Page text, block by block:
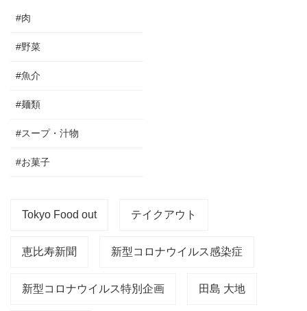
#肉
#野菜
#魚介
#麺類
#スープ・汁物
#お菓子
Tokyo Food out テイクアウト
恵比寿新聞 新型コロナウイルス感染症
新型コロナウイルス特別企画 田島 大地